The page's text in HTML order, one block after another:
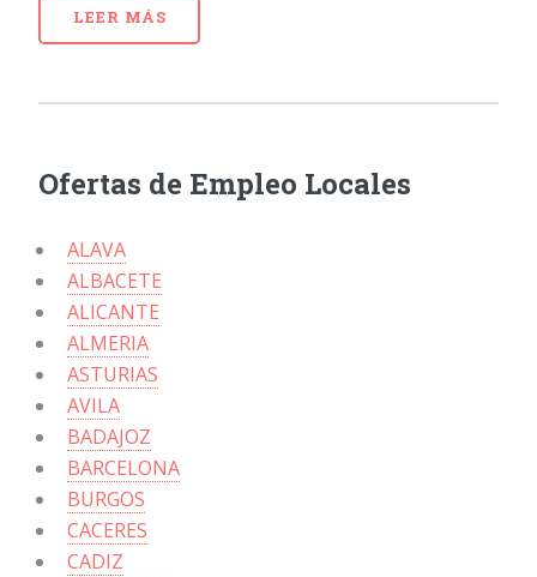
LEER MÁS
Ofertas de Empleo Locales
ALAVA
ALBACETE
ALICANTE
ALMERIA
ASTURIAS
AVILA
BADAJOZ
BARCELONA
BURGOS
CACERES
CADIZ